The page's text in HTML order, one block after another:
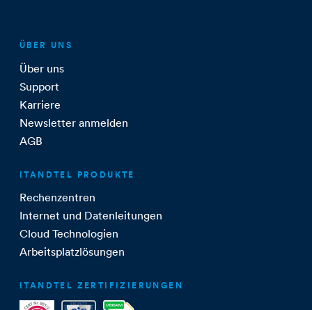
ÜBER UNS
Über uns
Support
Karriere
Newsletter anmelden
AGB
ITANDTEL PRODUKTE
Rechenzentren
Internet und Datenleitungen
Cloud Technologien
Arbeitsplatzlösungen
ITANDTEL ZERTIFIZIERUNGEN